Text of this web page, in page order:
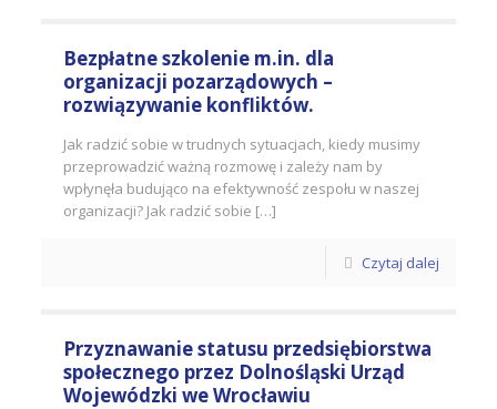
Bezpłatne szkolenie m.in. dla
organizacji pozarządowych –
rozwiązywanie konfliktów.
Jak radzić sobie w trudnych sytuacjach, kiedy musimy
przeprowadzić ważną rozmowę i zależy nam by
wpłynęła budująco na efektywność zespołu w naszej
organizacji? Jak radzić sobie […]
Czytaj dalej
Przyznawanie statusu przedsiębiorstwa
społecznego przez Dolnośląski Urząd
Wojewódzki we Wrocławiu